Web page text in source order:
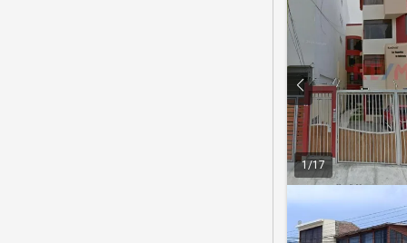
1/17